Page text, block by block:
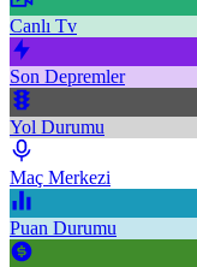
Canlı Tv
Son Depremler
Yol Durumu
Maç Merkezi
Puan Durumu